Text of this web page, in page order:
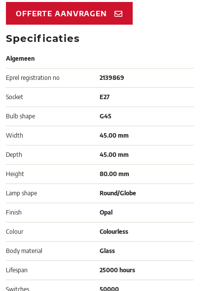
OFFERTE AANVRAGEN
Specificaties
Algemeen
Eprel registration no 2139869
Socket E27
Bulb shape G45
Width 45.00 mm
Depth 45.00 mm
Height 80.00 mm
Lamp shape Round/Globe
Finish Opal
Colour Colourless
Body material Glass
Lifespan 25000 hours
Switches 50000